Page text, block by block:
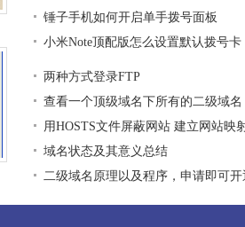
锤子手机如何开启单手拨号面板
小米Note顶配版怎么设置默认拨号卡
两种方式登录FTP
查看一个顶级域名下所有的二级域名
用HOSTS文件屏蔽网站 建立网站映
域名状态及其意义总结
二级域名原理以及程序，申请即可开